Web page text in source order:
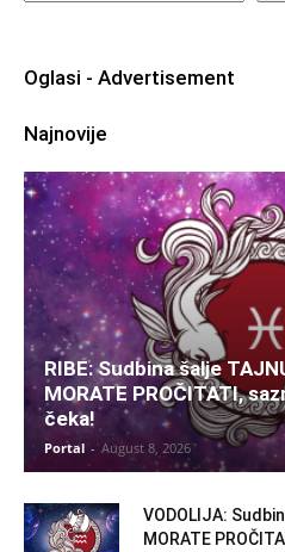
Oglasi - Advertisement
Najnovije
RIBE: Sudbina šalje
MORATE PROČITATI,
čeka!
Portal - August 8, 2026
VODOLIJA:
MORATE